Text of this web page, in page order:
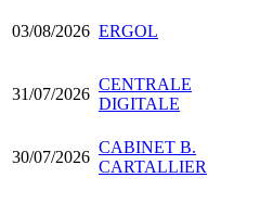
03/08/2026 ERGOL
31/07/2026
CENTRALE
DIGITALE
30/07/2026
CABINET B.
CARTALLIER